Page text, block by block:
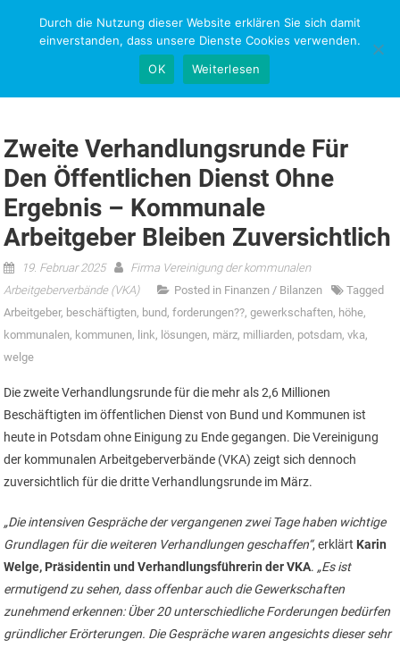
NEWS-RESEARCH
Zweite Verhandlungsrunde Für
Den Öffentlichen Dienst Ohne
Ergebnis – Kommunale
Arbeitgeber Bleiben Zuversichtlich
19. Februar 2025
Firma Vereinigung der kommunalen
Arbeitgeberverbände (VKA)
Posted in Finanzen / Bilanzen
Tagged
Arbeitgeber, beschäftigten, bund ,forderungen??,gewerkschaften, höhe,
kommunalen, kommunen, link, lösungen, märz, milliarden, potsdam,vka,
welge
Die zweite Verhandlungsrunde für die mehr als 2,6 Millionen
Beschäftigten im öffentlichen Dienst von Bund und Kommunen ist
heute in Potsdam ohne Einigung zu Ende gegangen. Die Vereinigung
der kommunalen Arbeitgeberverbände (VKA) zeigt sich dennoch
zuversichtlich für die dritte Verhandlungsrunde im März.
„Die intensiven Gespräche der vergangenen zwei Tage haben wichtige
Grundlagen für die weiteren Verhandlungen geschaffen“, erklärt Karin
Welge, Präsidentin und Verhandlungsführerin der VKA. „Es ist
ermutigend zu sehen, dass offenbar auch die Gewerkschaften
zunehmend erkennen: Über 20 unterschiedliche Forderungen bedürfen
gründlicher Erörterungen. Die Gespräche waren angesichts dieser sehr
Durch die Nutzung dieser Website erklären Sie sich damit
einverstanden, dass unsere Dienste Cookies verwenden.
OK
Weiterlesen